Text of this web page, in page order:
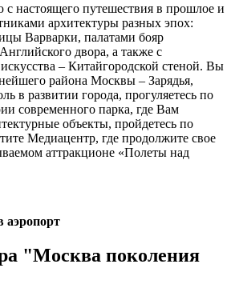
с настоящего путешествия в прошлое и
архитектуры разных эпох:
Варварки, палатами бояр
двора, а также с
– Китайгородской стеной. Вы
района Москвы – Зарядья,
в развитии города, прогуляетесь по
современного парка, где Вам
объекты, пройдетесь по
Медиацентр, где продолжите свое
аттракционе «Полеты над
аэропорт
"Москва поколения